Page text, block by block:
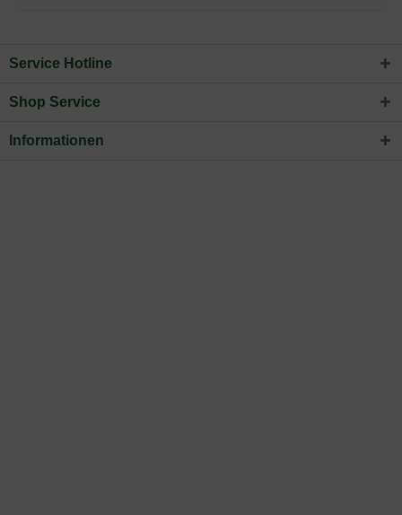
Service Hotline
Shop Service
Informationen